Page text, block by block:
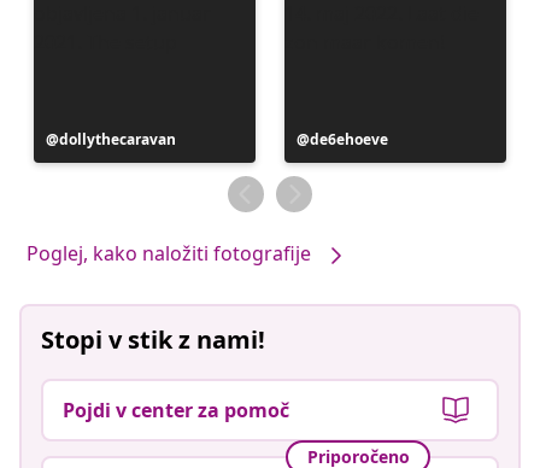
Objavo
je
dollythecaravan
Objavo
je
objavil
de6ehoeve
Poglej, kako naložiti fotografije
Stopi v stik z nami!
Pojdi v center za pomoč
Priporočeno